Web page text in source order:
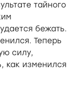
тайного
бежать.
Теперь
силу,
как изменился